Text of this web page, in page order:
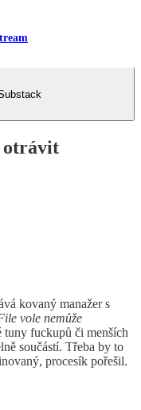
otrávit
kovaný manažer s
vole nemůže
fuckupů či menších
součástí. Třeba by to
procesík pořešil.